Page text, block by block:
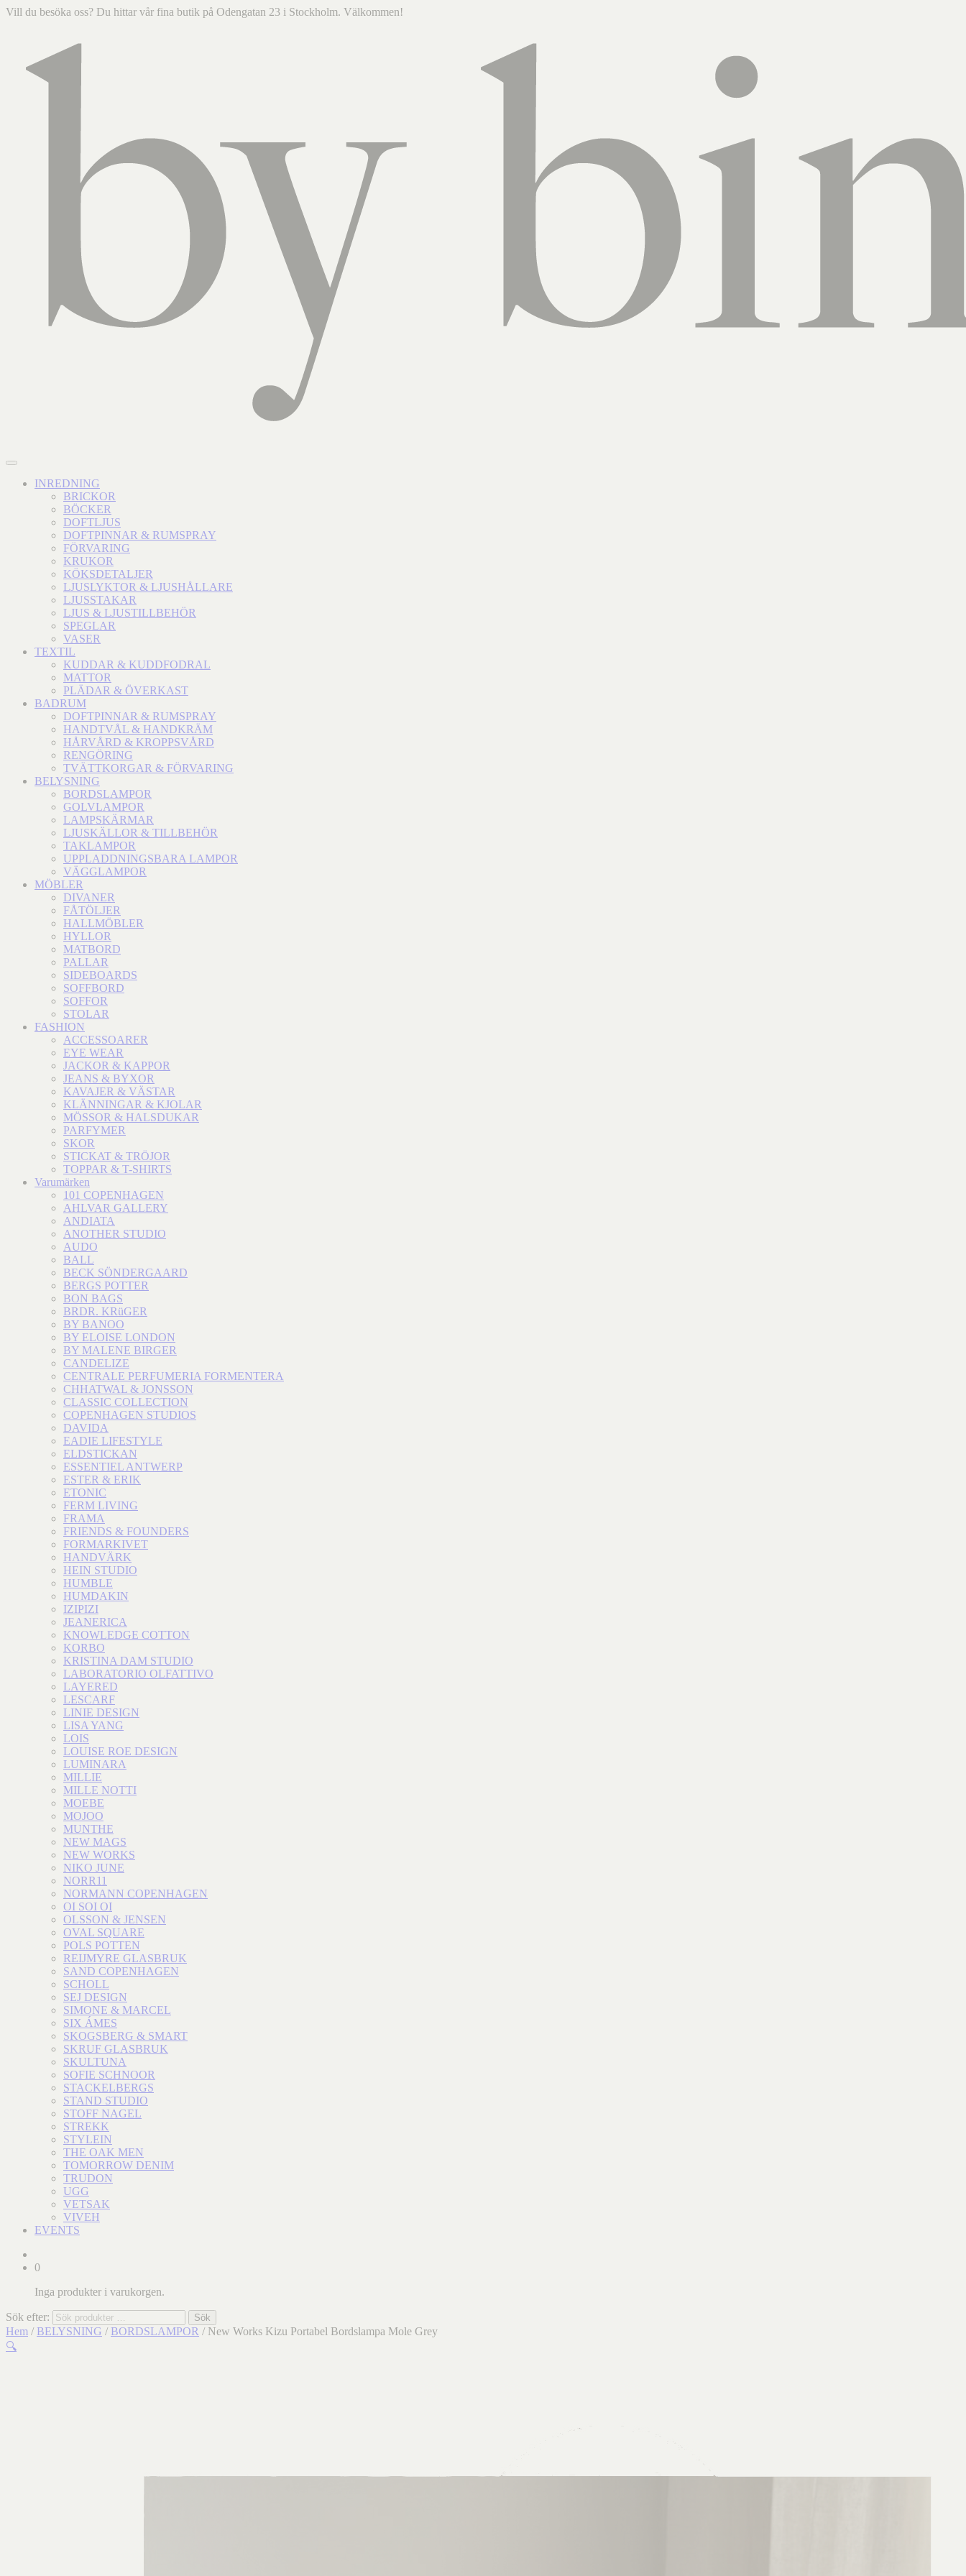
Vill du besöka oss? Du hittar vår fina butik på Odengatan 23 i Stockholm. Välkommen!
INREDNING
BRICKOR
BÖCKER
DOFTLJUS
DOFTPINNAR & RUMSPRAY
FÖRVARING
KRUKOR
KÖKSDETALJER
LJUSLYKTOR & LJUSHÅLLARE
LJUSSTAKAR
LJUS & LJUSTILLBEHÖR
SPEGLAR
VASER
TEXTIL
KUDDAR & KUDDFODRAL
MATTOR
PLÄDAR & ÖVERKAST
BADRUM
DOFTPINNAR & RUMSPRAY
HANDTVÅL & HANDKRÄM
HÅRVÅRD & KROPPSVÅRD
RENGÖRING
TVÄTTKORGAR & FÖRVARING
BELYSNING
BORDSLAMPOR
GOLVLAMPOR
LAMPSKÄRMAR
LJUSKÄLLOR & TILLBEHÖR
TAKLAMPOR
UPPLADDNINGSBARA LAMPOR
VÄGGLAMPOR
MÖBLER
DIVANER
FÅTÖLJER
HALLMÖBLER
HYLLOR
MATBORD
PALLAR
SIDEBOARDS
SOFFBORD
SOFFOR
STOLAR
FASHION
ACCESSOARER
EYE WEAR
JACKOR & KAPPOR
JEANS & BYXOR
KAVAJER & VÄSTAR
KLÄNNINGAR & KJOLAR
MÖSSOR & HALSDUKAR
PARFYMER
SKOR
STICKAT & TRÖJOR
TOPPAR & T-SHIRTS
Varumärken
101 COPENHAGEN
AHLVAR GALLERY
ANDIATA
ANOTHER STUDIO
AUDO
BALL
BECK SÖNDERGAARD
BERGS POTTER
BON BAGS
BRDR. KRüGER
BY BANOO
BY ELOISE LONDON
BY MALENE BIRGER
CANDELIZE
CENTRALE PERFUMERIA FORMENTERA
CHHATWAL & JONSSON
CLASSIC COLLECTION
COPENHAGEN STUDIOS
DAVIDA
EADIE LIFESTYLE
ELDSTICKAN
ESSENTIEL ANTWERP
ESTER & ERIK
ETONIC
FERM LIVING
FRAMA
FRIENDS & FOUNDERS
FORMARKIVET
HANDVÄRK
HEIN STUDIO
HUMBLE
HUMDAKIN
IZIPIZI
JEANERICA
KNOWLEDGE COTTON
KORBO
KRISTINA DAM STUDIO
LABORATORIO OLFATTIVO
LAYERED
LESCARF
LINIE DESIGN
LISA YANG
LOIS
LOUISE ROE DESIGN
LUMINARA
MILLIE
MILLE NOTTI
MOEBE
MOJOO
MUNTHE
NEW MAGS
NEW WORKS
NIKO JUNE
NORR11
NORMANN COPENHAGEN
OI SOI OI
OLSSON & JENSEN
OVAL SQUARE
POLS POTTEN
REIJMYRE GLASBRUK
SAND COPENHAGEN
SCHOLL
SEJ DESIGN
SIMONE & MARCEL
SIX ÁMES
SKOGSBERG & SMART
SKRUF GLASBRUK
SKULTUNA
SOFIE SCHNOOR
STACKELBERGS
STAND STUDIO
STOFF NAGEL
STREKK
STYLEIN
THE OAK MEN
TOMORROW DENIM
TRUDON
UGG
VETSAK
VIVEH
EVENTS
0
Inga produkter i varukorgen.
Sök efter: Sök
Hem / BELYSNING / BORDSLAMPOR / New Works Kizu Portabel Bordslampa Mole Grey
🔍